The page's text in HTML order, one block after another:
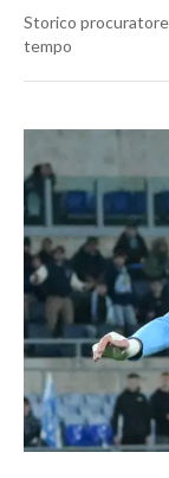
Storico procuratore
tempo